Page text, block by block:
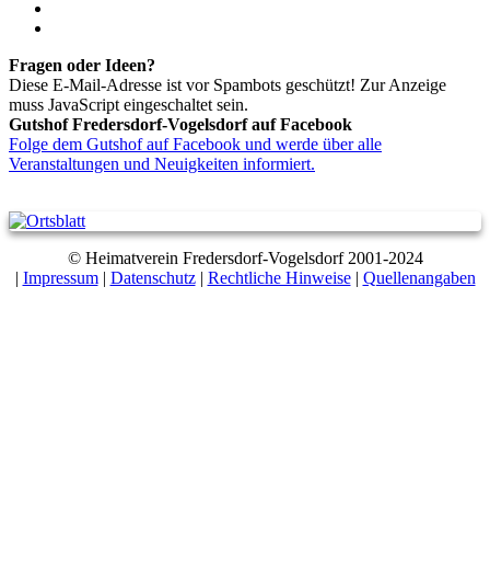
Fragen oder Ideen?
Diese E-Mail-Adresse ist vor Spambots geschützt! Zur Anzeige
muss JavaScript eingeschaltet sein.
Gutshof Fredersdorf-Vogelsdorf auf Facebook
Folge dem Gutshof auf Facebook und werde über alle
Veranstaltungen und Neuigkeiten informiert.
© Heimatverein Fredersdorf-Vogelsdorf 2001-2024
| Impressum| Datenschutz| Rechtliche Hinweise| Quellenangaben